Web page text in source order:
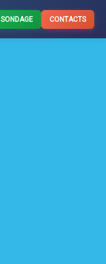
SONDAGE CONTACTS